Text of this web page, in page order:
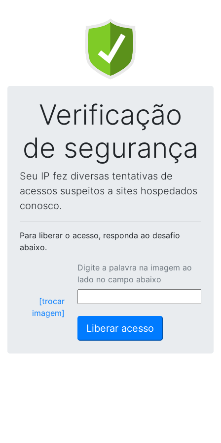
Verificação
de segurança
Seu IP fez diversas tentativas de
acessos suspeitos a sites hospedados
conosco.
Para liberar o acesso, responda ao desafio
abaixo.
[trocar
imagem]
Digite a palavra na imagem ao
lado no campo abaixo